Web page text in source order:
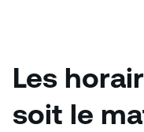
Les
soit le